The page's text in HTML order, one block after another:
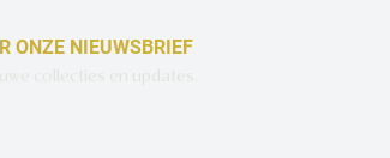
ONZE NIEUWSBRIEF
collecties en updates.